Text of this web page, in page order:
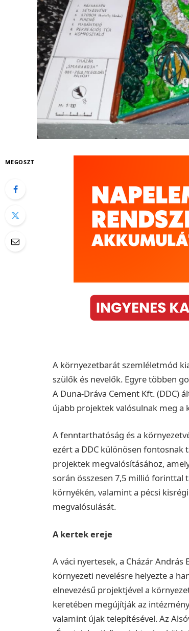
MEGOSZT
A környezetbarát szemléletmód
szülők és nevelők. Egyre többen
A Duna-Dráva Cement Kft. (DDC)
újabb projektek valósulnak meg
A fenntarthatóság és a
ezért a DDC különösen fontosnak
projektek megvalósításához,
során összesen 7,5 millió forinttal
környékén, valamint a pécsi
megvalósulását.
A kertek ereje
A váci nyertesek, a Cházár András
környezeti nevelésre helyezte a
elnevezésű projektjével a
keretében megújítják az
valamint újak telepítésével.Az